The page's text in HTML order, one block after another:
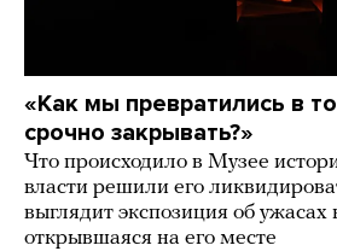
«Как мы превратились в
срочно закрывать?»
Что происходило в Музее
власти решили его
выглядит экспозиция об ужасах
открывшаяся на его месте